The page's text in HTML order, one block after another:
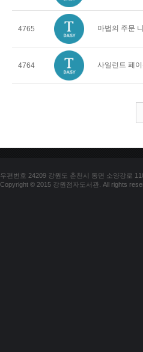
4765 마법의 주문
4764 사일런트 페
우편번호 24209 강원도 춘천시 동면 소양강로
Copyright © 2015 강원점자도서관. All rights